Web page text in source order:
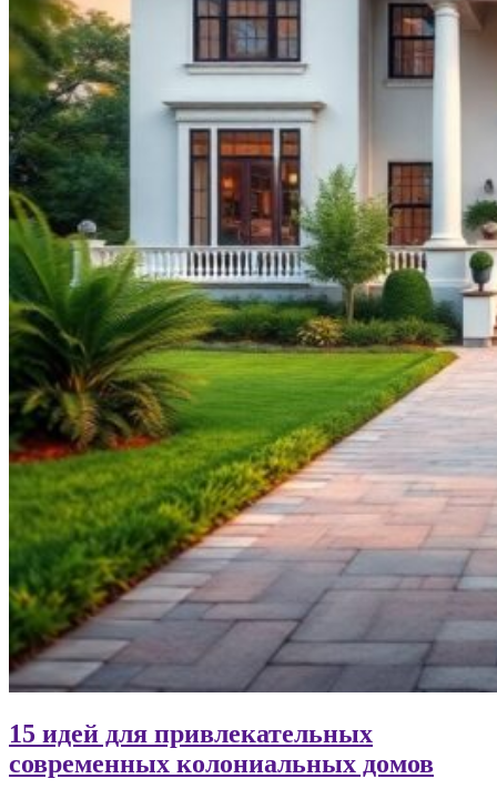
15 идей для привлекательных
современных колониальных домов